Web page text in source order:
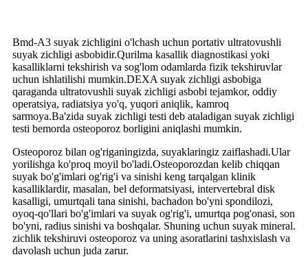
Bmd-A3 suyak zichligini o'lchash uchun portativ ultratovushli
suyak zichligi asbobidir.Qurilma kasallik diagnostikasi yoki
kasalliklarni tekshirish va sog'lom odamlarda fizik tekshiruvlar
uchun ishlatilishi mumkin.DEXA suyak zichligi asbobiga
qaraganda ultratovushli suyak zichligi asbobi tejamkor, oddiy
operatsiya, radiatsiya yo'q, yuqori aniqlik, kamroq
sarmoya.Ba'zida suyak zichligi testi deb ataladigan suyak zichligi
testi bemorda osteoporoz borligini aniqlashi mumkin.
Osteoporoz bilan og'riganingizda, suyaklaringiz zaiflashadi.Ular
yorilishga ko'proq moyil bo'ladi.Osteoporozdan kelib chiqqan
suyak bo'g'imlari og'rig'i va sinishi keng tarqalgan klinik
kasalliklardir, masalan, bel deformatsiyasi, intervertebral disk
kasalligi, umurtqali tana sinishi, bachadon bo'yni spondilozi,
oyoq-qo'llari bo'g'imlari va suyak og'rig'i, umurtqa pog'onasi, son
bo'yni, radius sinishi va boshqalar. Shuning uchun suyak mineral.
zichlik tekshiruvi osteoporoz va uning asoratlarini tashxislash va
davolash uchun juda zarur.